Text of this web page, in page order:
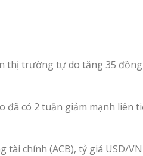
thị trường tự do tăng 35 đồng
đã có 2 tuần giảm mạnh liên
chính (ACB), tỷ giá USD/